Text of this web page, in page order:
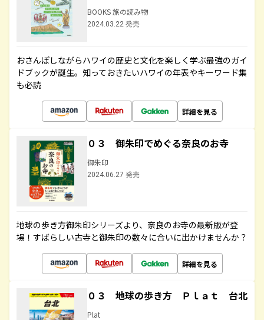
BOOKS 旅の読み物
2024.03.22 発売
おさんぽしながらハワイの歴史と文化を楽しく学ぶ最強のガイ
ドブックが誕生。知っておきたいハワイの年表やキーワード集
も必読
詳細を見る
０３ 御朱印でめぐる奈良のお寺
御朱印
2024.06.27 発売
地球の歩き方御朱印シリーズより、奈良のお寺の最新版が登
場！すばらしい古寺と御朱印の数々に合いに出かけませんか？
詳細を見る
０３ 地球の歩き方 Ｐｌａｔ 台北
Plat